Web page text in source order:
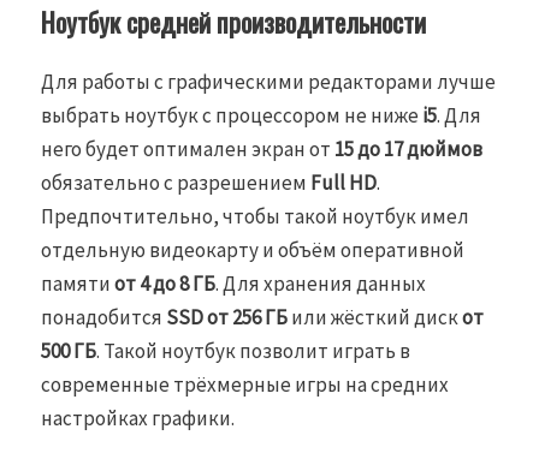
Ноутбук средней производительности
Для работы с графическими редакторами лучше
выбрать ноутбук с процессором не ниже i5. Для
него будет оптимален экран от 15 до 17 дюймов
обязательно с разрешением Full HD.
Предпочтительно, чтобы такой ноутбук имел
отдельную видеокарту и объём оперативной
памятиот 4 до 8 ГБ. Для хранения данных
понадобится SSD от 256 ГБили жёсткий дискот
500 ГБ. Такой ноутбук позволит играть в
современные трёхмерные игры на средних
настройках графики.